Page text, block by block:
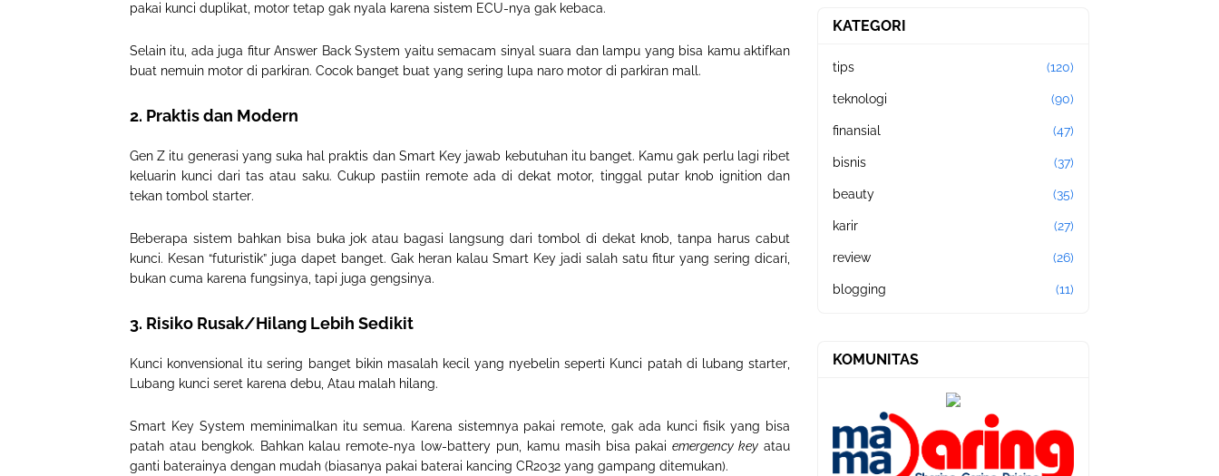
pakai kunci duplikat, motor tetap gak nyala karena sistem ECU-nya gak kebaca.
Selain itu, ada juga fiturAnswer Back System yaitu semacam sinyal suara dan lampu yang bisa kamu aktifkan
buat nemuin motor di parkiran. Cocok banget buat yang sering lupa naro motor di parkiran mall.
2. Praktis dan Modern
Gen Z itu generasi yang suka hal praktis dan Smart Key jawab kebutuhan itu banget. Kamu gak perlu lagi ribet
keluarin kunci dari tas atau saku. Cukup pastiin remote ada di dekat motor, tinggal putar knob ignition dan
tekan tombol starter.
Beberapa sistem bahkan bisa buka jok atau bagasi langsung dari tombol di dekat knob, tanpa harus cabut
kunci. Kesan “futuristik” juga dapet banget. Gak heran kalau Smart Key jadi salah satu fitur yang sering dicari,
bukan cuma karena fungsinya, tapi juga gengsinya.
3. Risiko Rusak/Hilang Lebih Sedikit
Kunci konvensional itu sering banget bikin masalah kecil yang nyebelin seperti Kunci patah di lubang starter,
Lubang kunci seret karena debu, Atau malah hilang.
Smart Key System meminimalkan itu semua. Karena sistemnya pakai remote, gak ada kunci fisik yang bisa
patah atau bengkok. Bahkan kalau remote-nya low-battery pun, kamu masih bisa pakaiemergency key atau
ganti baterainya dengan mudah (biasanya pakai baterai kancing CR2032 yang gampang ditemukan).
KATEGORI
tips (120)
teknologi (90)
finansial (47)
bisnis (37)
beauty (35)
karir (27)
review (26)
blogging (11)
KOMUNITAS